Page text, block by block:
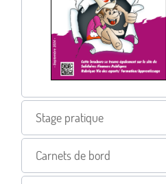
Stage pratique
Carnets de bord